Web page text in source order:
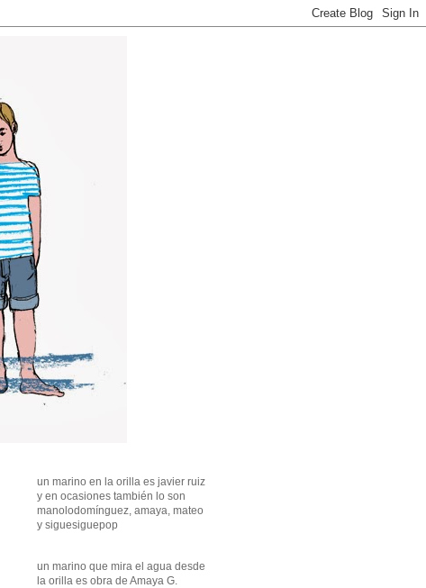
un marino en la orilla es javier ruiz
y en ocasiones también lo son
manolodomínguez, amaya, mateo
y siguesiguepop
un marino que mira el agua desde
la orilla es obra de Amaya G.